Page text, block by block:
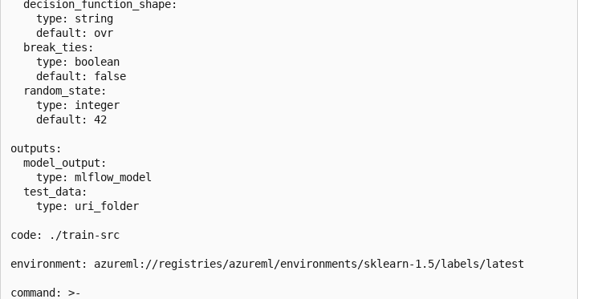
  decision_function_shape:
    type: string
    default: ovr
  break_ties:
    type: boolean
    default: false
  random_state:
    type: integer
    default: 42
outputs:
  model_output:
    type: mlflow_model
  test_data:
    type: uri_folder
code: ./train-src
environment: azureml://registries/azureml/environments/sklearn-1.5/labels/latest
command: >-